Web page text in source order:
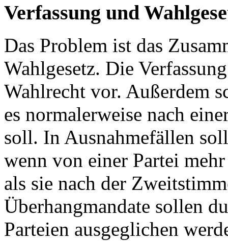
Verfassung und
Das Problem ist das
Wahlgesetz. Die
Wahlrecht vor. Außerdem
es normalerweise nach
soll. In Ausnahmefällen
wenn von einer Partei
als sie nach der
Überhangmandate sollen
Parteien ausgeglichen